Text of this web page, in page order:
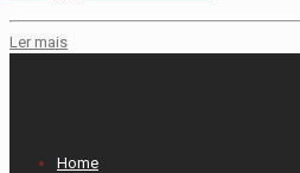
Ler mais
Home